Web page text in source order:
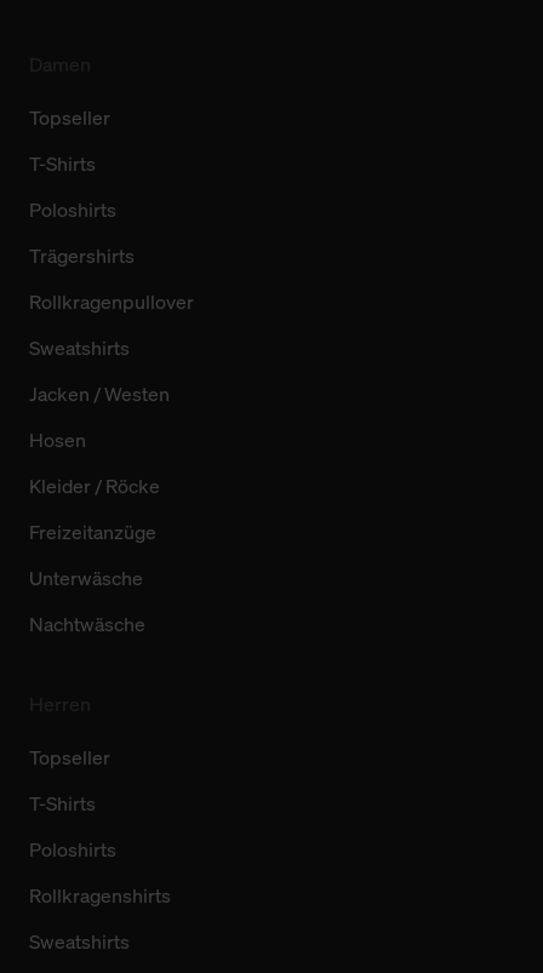
Topseller
T-Shirts
Poloshirts
Trägershirts
Rollkragenpullover
Sweatshirts
Jacken / Westen
Hosen
Kleider / Röcke
Freizeitanzüge
Unterwäsche
Nachtwäsche
Topseller
T-Shirts
Poloshirts
Rollkragenshirts
Sweatshirts